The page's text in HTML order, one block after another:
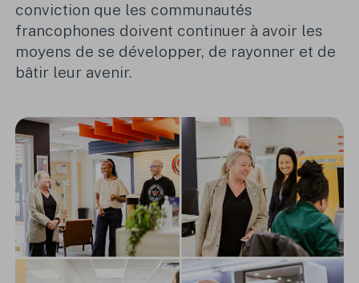
conviction que les communautés
francophones doivent continuer à avoir les
moyens de se développer, de rayonner et de
bâtir leur avenir.